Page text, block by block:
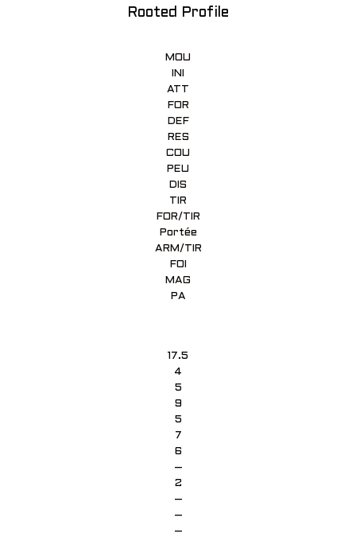
Rooted Profile
MOU
INI
ATT
FOR
DEF
RES
COU
PEU
DIS
TIR
FOR/TIR
Portée
ARM/TIR
FOI
MAG
PA
17.5
4
5
9
5
7
6
–
2
–
–
–